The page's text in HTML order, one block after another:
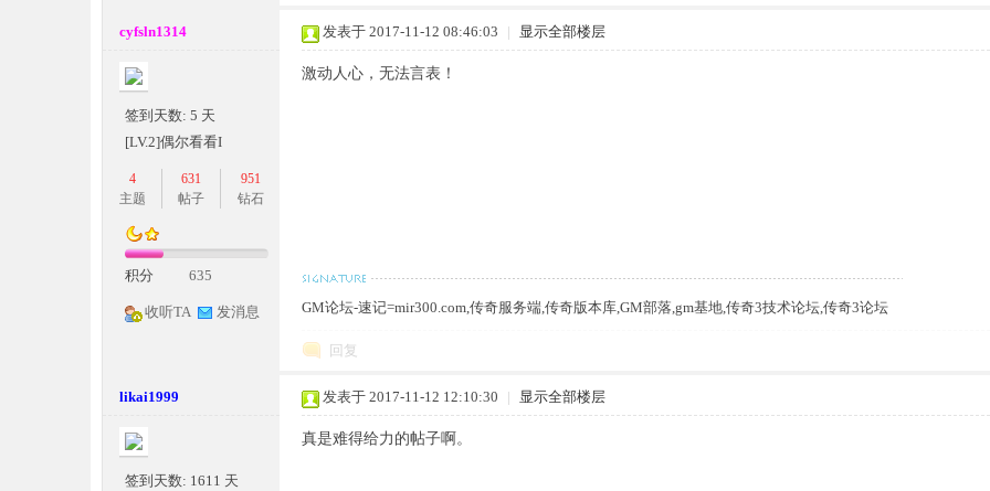
奇
cyfsln1314
签到天数: 5 天
[LV.2]偶尔看看I
4
主题
631
帖子
951
钻石
积分 635
收听TA 发消息
发表于 2017-11-12 08:46:03 | 显示全部楼层
激动人心，无法言表！
GM论坛-速记=mir300.com,传奇服务端,传奇版本库,GM部落,gm基地,传奇3技术论坛,传奇3论坛
回复
likai1999
签到天数: 1611 天
发表于 2017-11-12 12:10:30 | 显示全部楼层
真是难得给力的帖子啊。